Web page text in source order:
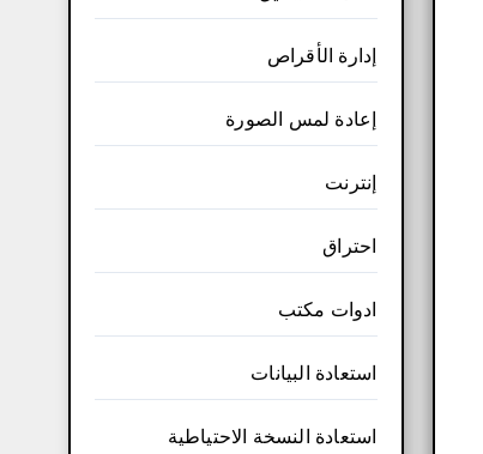
إدارة الأقراص
إعادة لمس الصورة
إنترنت
احتراق
ادوات مكتب
استعادة البيانات
استعادة النسخة الاحتياطية